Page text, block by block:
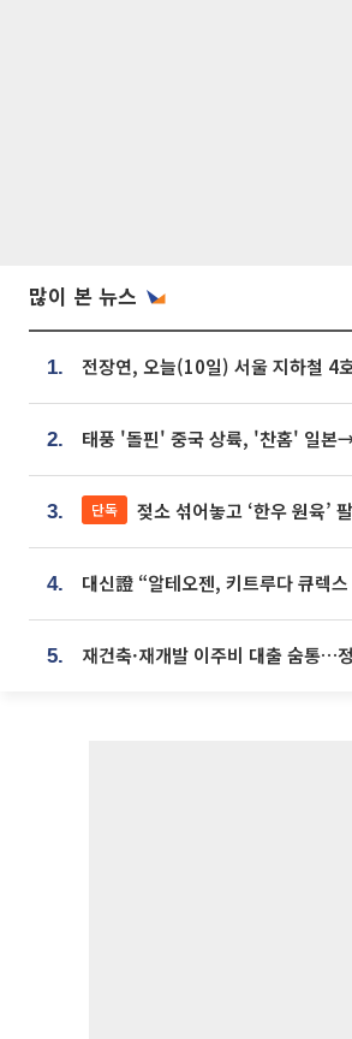
많이 본 뉴스
1.
2.
3. 단독 젖소 섞어놓고 ‘한우 원육’ 팔이...공영홈
4.
5.